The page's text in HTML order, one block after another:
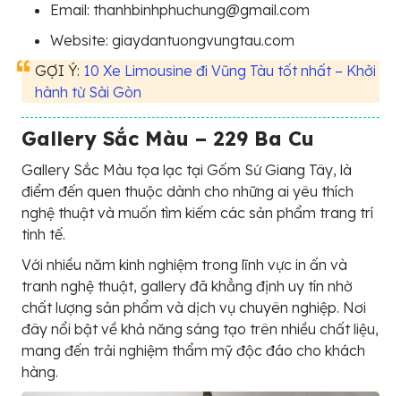
Email: thanhbinhphuchung@gmail.com
Website: giaydantuongvungtau.com
GỢI Ý: 10 Xe Limousine đi Vũng Tàu tốt nhất – Khởi
hành từ Sài Gòn
Gallery Sắc Màu – 229 Ba Cu
Gallery Sắc Màu tọa lạc tại Gốm Sứ Giang Tây, là
điểm đến quen thuộc dành cho những ai yêu thích
nghệ thuật và muốn tìm kiếm các sản phẩm trang trí
tinh tế.
Với nhiều năm kinh nghiệm trong lĩnh vực in ấn và
tranh nghệ thuật, gallery đã khẳng định uy tín nhờ
chất lượng sản phẩm và dịch vụ chuyên nghiệp. Nơi
đây nổi bật về khả năng sáng tạo trên nhiều chất liệu,
mang đến trải nghiệm thẩm mỹ độc đáo cho khách
hàng.